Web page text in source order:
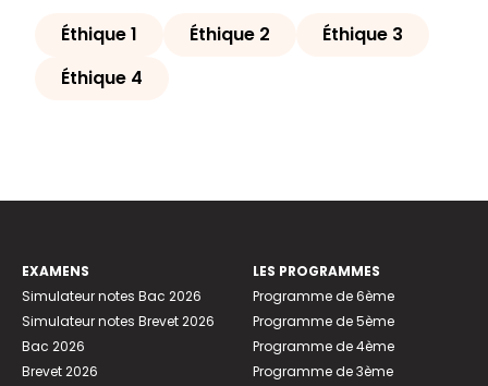
Éthique 1 Éthique 2
Éthique 3
Éthique 4
EXAMENS
Simulateur notes Bac 2026
Simulateur notes Brevet 2026
Bac 2026
Brevet 2026
LES PROGRAMMES
Programme de 6ème
Programme de 5ème
Programme de 4ème
Programme de 3ème